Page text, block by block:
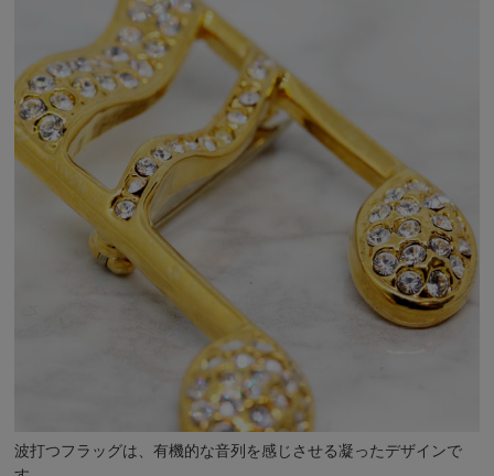
波打つフラッグは、有機的な音列を感じさせる凝ったデザインで